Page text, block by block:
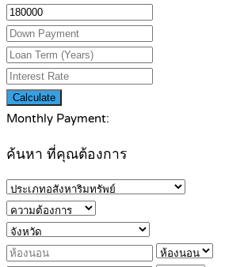
Calculate
Monthly Payment:
ค้นหา ที่คุณต้องการ